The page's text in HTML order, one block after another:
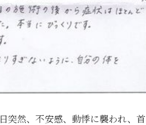
突然、不安感、動悸に襲われ、首